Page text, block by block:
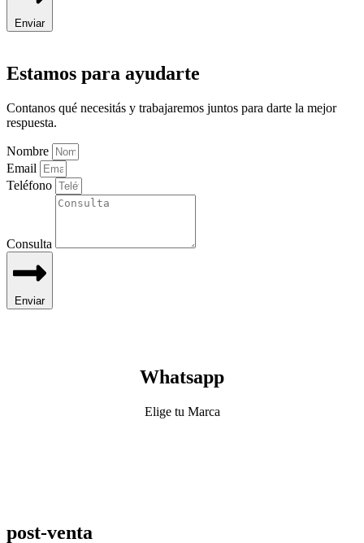
Enviar
Estamos para ayudarte
Contanos qué necesitás y trabajaremos juntos para darte la mejor
respuesta.
Nombre
Email
Teléfono
Consulta
Enviar
Whatsapp
Elige tu Marca
post-venta